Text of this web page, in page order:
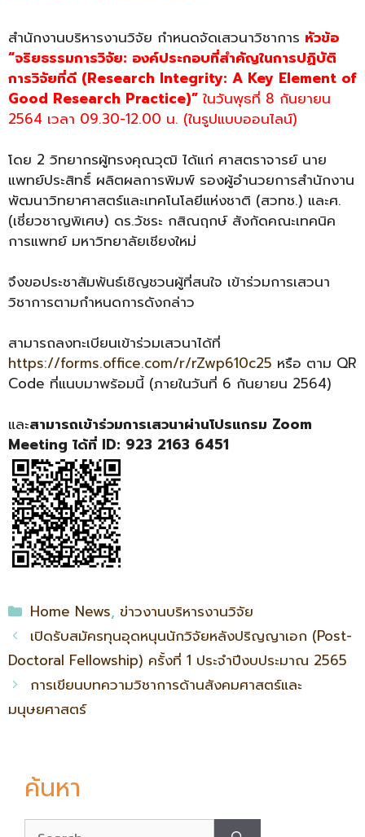
สำนักงานบริหารงานวิจัย กำหนดจัดเสวนาวิชาการ หัวข้อ
“จริยธรรมการวิจัย: องค์ประกอบที่สำคัญในการปฏิบัติ
การวิจัยที่ดี (Research Integrity: A Key Element of
Good Research Practice)”ในวันพุธที่ 8 กันยายน
2564 เวลา 09.30-12.00 น. (ในรูปแบบออนไลน์)
โดย 2 วิทยากรผู้ทรงคุณวุฒิ ได้แก่ ศาสตราจารย์ นาย
แพทย์ประสิทธิ์ ผลิตผลการพิมพ์ รองผู้อำนวยการสำนักงาน
พัฒนาวิทยาศาสตร์และเทคโนโลยีแห่งชาติ (สวทช.) และศ.
(เชี่ยวชาญพิเศษ) ดร.วัชระ กสิณฤกษ์ สังกัดคณะเทคนิค
การแพทย์ มหาวิทยาลัยเชียงใหม่
จึงขอประชาสัมพันธ์เชิญชวนผู้ที่สนใจ เข้าร่วมการเสวนา
วิชาการตามกำหนดการดังกล่าว
สามารถลงทะเบียนเข้าร่วมเสวนาได้ที่
https://forms.office.com/r/rZwp610c25 หรือ ตาม QR
Code ที่แนบมาพร้อมนี้ (ภายในวันที่ 6 กันยายน 2564)
และสามารถเข้าร่วมการเสวนาผ่านโปรแกรม Zoom
Meeting ได้ที่ ID: 923 2163 6451
Home News, ข่าวงานบริหารงานวิจัย
เปิดรับสมัครทุนอุดหนุนนักวิจัยหลังปริญญาเอก (Post-
Doctoral Fellowship) ครั้งที่ 1 ประจำปีงบประมาณ 2565
การเขียนบทความวิชาการด้านสังคมศาสตร์และ
มนุษยศาสตร์
ค้นหา